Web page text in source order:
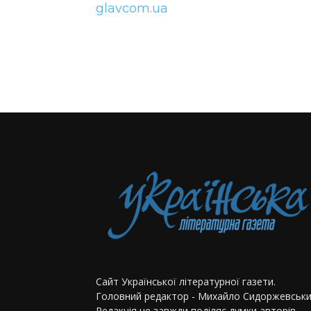
glavcom.ua
Сайт Української літературної газети.
Головний редактор - Михайло